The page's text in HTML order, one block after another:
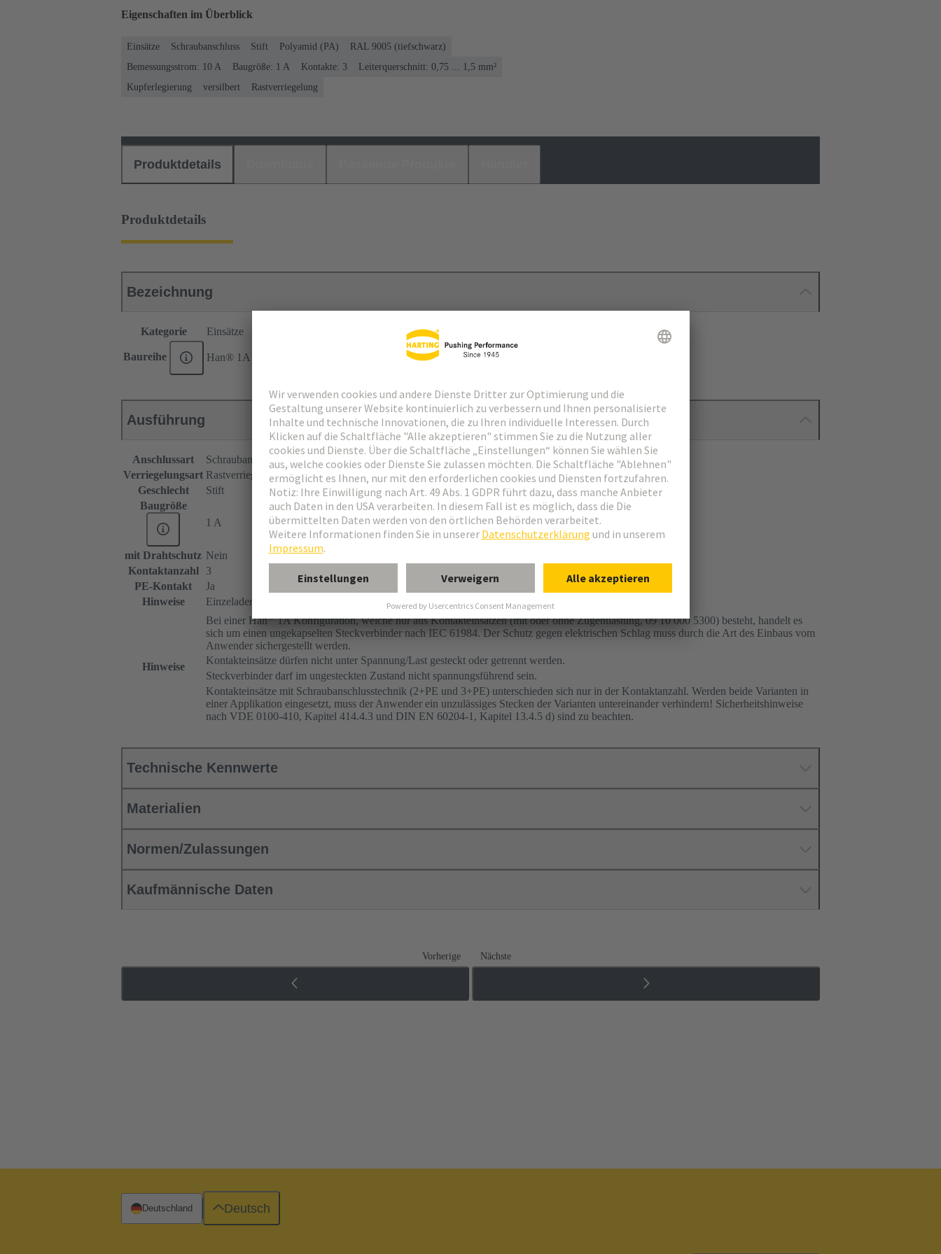
Eigenschaften im Überblick
Einsätze Schraubanschluss Stift Polyamid (PA)
RAL 9005 (tiefschwarz)
Bemessungsstrom: ‌10 A
Baugröße: 1 A Kontakte: 3
Leiterquerschnitt: 0,75 ... 1,5 mm²
Kupferlegierung
versilbert Rastverriegelung
Produktdetails
Produktdetails
Bezeichnung
Kategorie Einsätze
Baureihe Han® 1A
Ausführung
Anschlussart
Schraubanschluss
Verriegelungsart Rastverriegelung
Geschlecht
Stift
Baugröße
1 A
mit Drahtschutz Nein
Kontaktanzahl
3
PE-Kontakt
Ja
Hinweise
Einzeladerdichtung oder Gehäuse zur Erlangung von IP65 separat bestellen.
Hinweise
Bei einer Han®1A Konfiguration, welche nur aus Kontakteinsätzen (mit oder ohne Zugentlastung, 09 10 000 5300) besteht, handelt es
sich um einen ungekapselten Steckverbinder nach IEC 61984. Der Schutz gegen elektrischen Schlag muss durch die Art des Einbaus vom
Anwender sichergestellt werden.
Kontakteinsätze dürfen nicht unter Spannung/Last gesteckt oder getrennt werden.
Steckverbinder darf im ungesteckten Zustand nicht spannungsführend sein.
Kontakteinsätze mit Schraubanschlusstechnik (2+PE und 3+PE) unterschieden sich nur in der Kontaktanzahl. Werden beide Varianten in
einer Applikation eingesetzt, muss der Anwender ein unzulässiges Stecken der Varianten untereinander verhindern! Sicherheitshinweise
nach VDE 0100-410, Kapitel 414.4.3 und DIN EN 60204-1, Kapitel 13.4.5 d) sind zu beachten.
Technische Kennwerte
Materialien
Normen/Zulassungen
Kaufmännische Daten
Vorherige Nächste
Deutschland Deutsch